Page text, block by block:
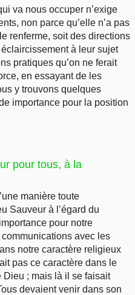
va nous occuper n’exige
non parce qu’elle n’a pas
renferme, soit des directions
à leur sujet
pratiques qu’on ne ferait
en essayant de les
y trouvons quelques
importance pour la position
pour tous, à la
manière toute
Sauveur à l’égard du
pour notre
avec les
notre caractère religieux
pas ce caractère dans le
Dieu ; mais là il se faisait
devaient venir dans son